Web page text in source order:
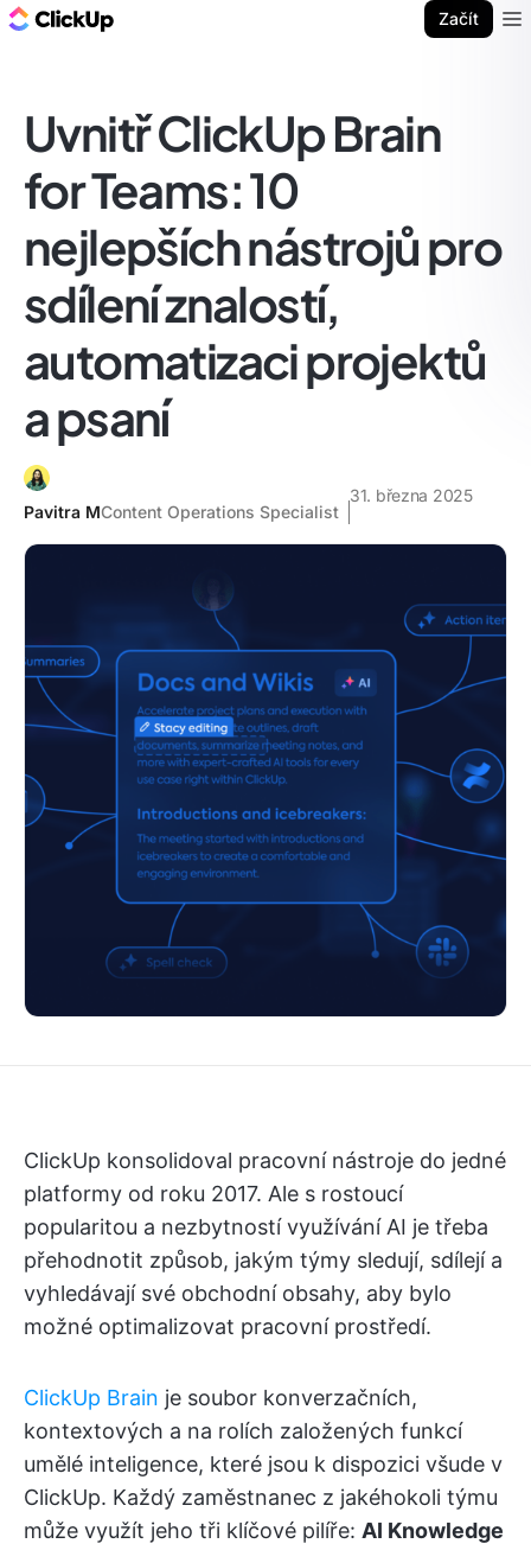
Začít
Uvnitř ClickUp Brain
for Teams: 10
nejlepších nástrojů pro
sdílení znalostí,
automatizaci projektů
a psaní
Pavitra MContent Operations Specialist
31. března 2025
ClickUp konsolidoval pracovní nástroje do jedné
platformy od roku 2017. Ale s rostoucí
popularitou a nezbytností využívání AI je třeba
přehodnotit způsob, jakým týmy sledují, sdílejí a
vyhledávají své obchodní obsahy, aby bylo
možné optimalizovat pracovní prostředí.
ClickUp Brain je soubor konverzačních,
kontextových a na rolích založených funkcí
umělé inteligence, které jsou k dispozici všude v
ClickUp. Každý zaměstnanec z jakéhokoli týmu
může využít jeho tři klíčové pilíře: AI Knowledge